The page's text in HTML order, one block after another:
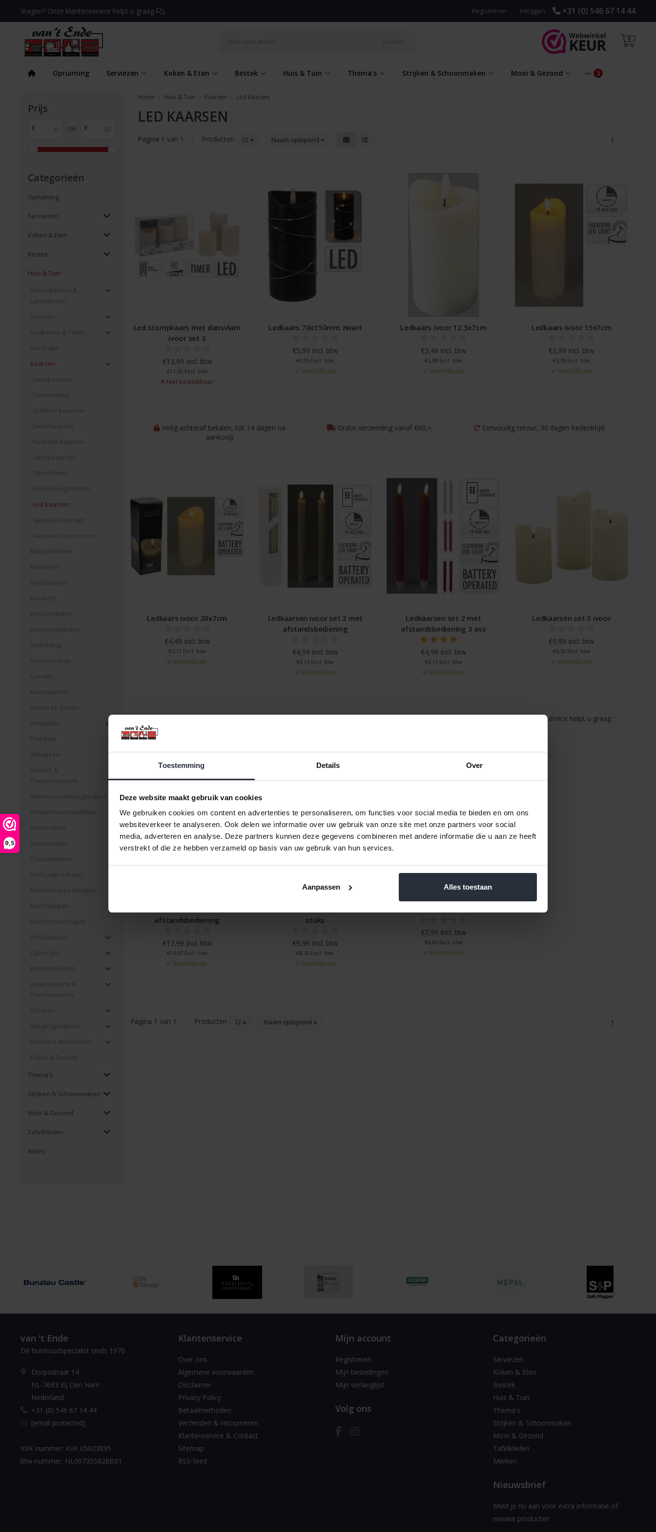
Toestemming Details Over
Deze website maakt gebruik van cookies
We gebruiken cookies om content en advertenties te personaliseren, om functies voor social media te bieden en om ons
websiteverkeer te analyseren. Ook delen we informatie over uw gebruik van onze site met onze partners voor social
media, adverteren en analyse. Deze partners kunnen deze gegevens combineren met andere informatie die u aan ze heeft
verstrekt of die ze hebben verzameld op basis van uw gebruik van hun services.
Aanpassen Alles toestaan
9,5
Vragen? Onze klantenservice helpt u graag +31 (0) 546 67 14 44
Inloggen
Registreren
0
Opruiming Serviezen Koken & Eten Bestek Huis & Tuin Thema's Strijken & Schoonmaken Mooi & Gezond
Prijs
€ tot €
Categorieën
Opruiming
Serviezen
Koken & Eten
Bestek
Huis & Tuin
Schoolbekers &
Lunchboxen
Seizoen
Badkamer & Toilet
Decoratie
Kaarsen
Geurkaarsen
Geurstokjes
Outdoor kaarsen
Dinerkaarsen
Rustieke kaarsen
Stompkaarsen
Theelichten
Herdenkingslichten
Led kaarsen
Speciale kaarsen
Kaarsen accessoires
Babyartikelen
Batterijen
Ventilatoren
Meubels
Kerstartikelen
Kantoorartikelen
Verlichting
Gereedschap
Garden
Kunstplanten
Vazen en potten
Fotolijsten
Plakfolie
Asbakken
Gieters &
Plantenspuiters
Waterverdampingsbakjes
Onderhoudsmiddelen
Deurmatten
Spaarpotten
Paasartikelen
Stofzuigerzakken
Boodschappenwagen
Nachtlampen
Luchtontvochtigers
Afvalbakken
Opbergen
Brievenbussen
Weerstations &
Thermometers
Scharen
Vliegengordijnen
Wekkers en Klokken
Plaids & Dekens
Thema's
Strijken & Schoonmaken
Mooi & Gezond
Tafelkleden
Acties
Home Huis & Tuin Kaarsen Led kaarsen
LED KAARSEN
Pagina 1 van 1 Producten 12 Naam oplopend 1
Led stompkaars met dansvlam
ivoor set 3
€13,99 Incl. btw
€11,56 Excl. btw
Niet beschikbaar
Ledkaars 70x150mm zwart
€5,99 Incl. btw
€4,95 Excl. btw
Beschikbaar
Ledkaars ivoor 12.5x7cm
€3,49 Incl. btw
€2,88 Excl. btw
Beschikbaar
Ledkaars ivoor 15x7cm
€3,99 Incl. btw
€3,30 Excl. btw
Beschikbaar
Veilig achteraf betalen, tot 14 dagen na
aankoop
Gratis verzending vanaf €60,= Eenvoudig retour, 30 dagen bedenktijd
Ledkaars ivoor 20x7cm
€4,49 Incl. btw
€3,71 Excl. btw
Beschikbaar
Ledkaarsen ivoor set 2 met
afstandsbediening
€4,99 Incl. btw
€4,12 Excl. btw
Beschikbaar
Ledkaarsen set 2 met
afstandsbediening 3 ass
€4,99 Incl. btw
€4,12 Excl. btw
Beschikbaar
Ledkaarsen set 3 ivoor
€9,99 Incl. btw
€8,26 Excl. btw
Beschikbaar
Vragen? Onze klantenservice helpt u graag
afstandsbediening
€17,99 Incl. btw
€14,87 Excl. btw
Beschikbaar
stuks
€9,99 Incl. btw
€8,26 Excl. btw
Beschikbaar
€7,99 Incl. btw
€6,60 Excl. btw
Beschikbaar
Pagina 1 van 1 Producten 12 Naam oplopend 1
van 't Ende
Dè huishoudspecialist sinds 1970
Dorpsstraat 14
NL-7683 BJ Den Ham
Nederland
+31 (0) 546 67 14 44
[email protected]
KVK nummer: KVK 05023895
btw-nummer: NL007355828B01
Klantenservice
Over ons
Algemene voorwaarden
Disclaimer
Privacy Policy
Betaalmethoden
Verzenden & retourneren
Klantenservice & Contact
Sitemap
RSS-feed
Mijn account
Registreren
Mijn bestellingen
Mijn verlanglijst
Volg ons
Categorieën
Serviezen
Koken & Eten
Bestek
Huis & Tuin
Thema's
Strijken & Schoonmaken
Mooi & Gezond
Tafelkleden
Merken
Nieuwsbrief
Meld je nu aan voor extra informatie of
nieuwe producten